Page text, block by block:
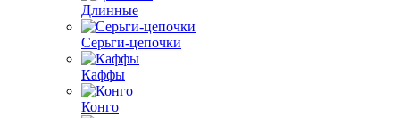
Длинные
Серьги-цепочки
Каффы
Конго